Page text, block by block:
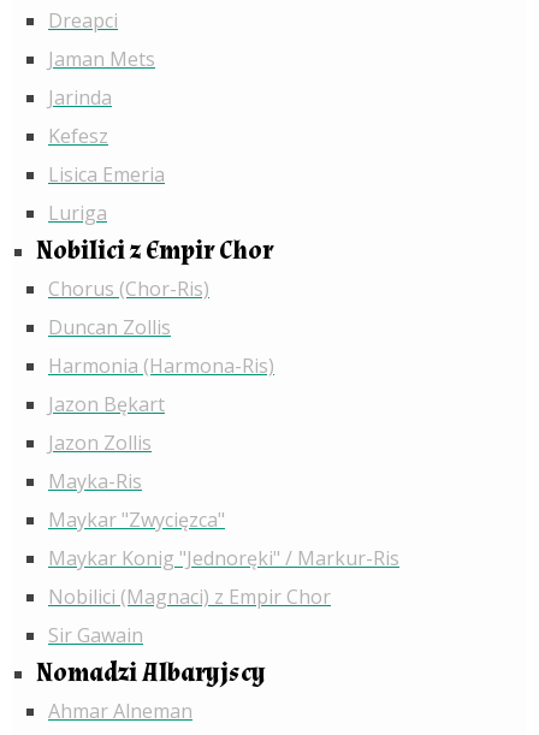
Dreapci
Jaman Mets
Jarinda
Kefesz
Lisica Emeria
Luriga
Nobilici z Empir Chor
Chorus (Chor-Ris)
Duncan Zollis
Harmonia (Harmona-Ris)
Jazon Bękart
Jazon Zollis
Mayka-Ris
Maykar "Zwycięzca"
Maykar Konig "Jednoręki" / Markur-Ris
Nobilici (Magnaci) z Empir Chor
Sir Gawain
Nomadzi Albaryjscy
Ahmar Alneman